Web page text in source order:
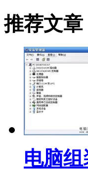
推荐文章
电脑